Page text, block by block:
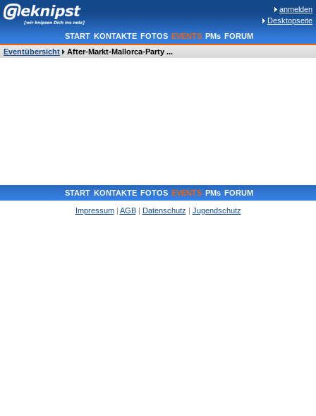
anmelden
Desktopseite
START KONTAKTE FOTOS EVENTS PMs FORUM
Eventübersicht
After-Markt-Mallorca-Party ...
START KONTAKTE FOTOS EVENTS PMs FORUM
Impressum| AGB| Datenschutz | Jugendschutz